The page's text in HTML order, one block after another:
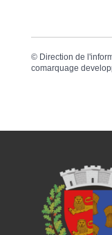
© Direction de
comarquage